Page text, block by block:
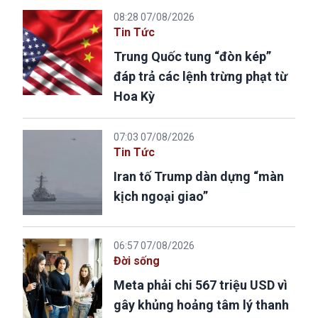
08:28 07/08/2026
Tin Tức
Trung Quốc tung “đòn kép”
đáp trả các lệnh trừng phạt từ
Hoa Kỳ
07:03 07/08/2026
Tin Tức
Iran tố Trump dàn dựng “màn
kịch ngoại giao”
06:57 07/08/2026
Đời sống
Meta phải chi 567 triệu USD vì
gây khủng hoảng tâm lý thanh